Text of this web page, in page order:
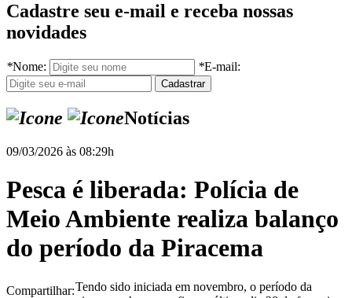
Cadastre seu e-mail e receba nossas
novidades
*Nome: *E-mail:
Notícias
09/03/2026 às 08:29h
Pesca é liberada: Polícia de
Meio Ambiente realiza balanço
do período da Piracema
Compartilhar:Tendo sido iniciada em novembro, o período da